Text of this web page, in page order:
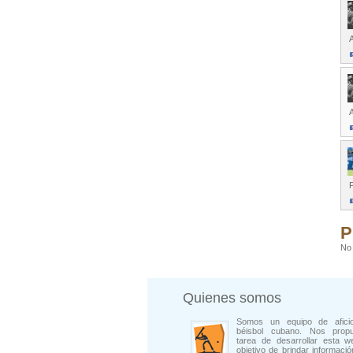
Quienes somos
Somos un equipo de
béisbol cubano. Nos
tarea de desarrollar esta
objetivo de brindar